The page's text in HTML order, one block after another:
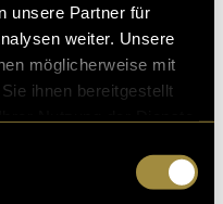
unsere Partner für
weiter. Unsere
möglicherweise mit
ihnen bereitgestellt